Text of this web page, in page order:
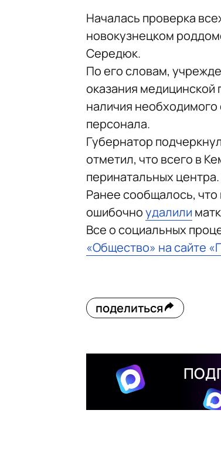
Началась проверка
новокузнецком
Середюк.
По его словам,
оказания
наличия
персонала.
Губернатор
отметил, что всего в
перинатальных
Ранее сообщалось,
ошибочноудалили
Все о социальных
«Общество» на сайте
поделиться